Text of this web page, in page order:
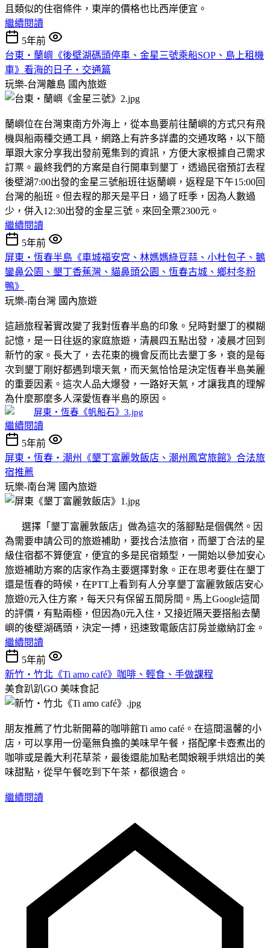
且類似的住宿條件，東岸的價格也比西岸便宜。
繼續閱讀
5年前
台東‧蘭嶼《後壁湖碼頭停車、金星三號乘船SOP、島上租機
車》看海的日子‧交通篇
玩樂-台灣離島 國內旅遊
蘭嶼位在台灣東南方外海上，從本島要前往蘭嶼的方式只有飛
機與船兩種交通工具，網路上有許多詳盡的交通攻略，以下簡
單跟大家分享我出發前蒐集到的資訊，方便大家根據自己需求
訂票。最終我們的方案是自行開車到墾丁，透過民宿預訂去程
後壁湖7:00出發的金星三號船班往返蘭嶼，返程是下午15:00回
台灣的船班。但去程的那天是平日，過了旺季，因為人數過
少，併入12:30出發的金星三號。來回全票2300元。
繼續閱讀
5年前
屏東‧恆春半島《車城福安宮、林媽媽綠豆蒜、小杜包子、鵝
鑾鼻公園、墾丁香蕉灣、貓鼻頭公園、恆春古城、鄉村冬粉
鴨》
玩樂-南台灣 國內旅遊
這趟旅程著實改變了我對恆春半島的印象。兒時對墾丁的模糊
記憶，是一日往返的家庭旅遊，清晨四五點出發，凌晨才回到
新竹的家。長大了，去花東的機會反而比去墾丁多，衰的是每
次到墾丁剛好都遇到壞天氣，而天氣恰恰是決定恆春半島美麗
的重要因素。這次人品大爆發，一路好天氣，才讓我真的理解
為什麼那麼多人深愛恆春半島的原因。
繼續閱讀
5年前
屏東‧恆春‧潮州《墾丁富麗敦飯店、潮州鳳宮旅館》合法旅
宿推薦
玩樂-南台灣 國內旅遊
選擇「墾丁富麗敦飯店」做為這次的落腳點是個偶然。因
為需要申請公司的旅遊補助，要找合法旅宿，而墾丁合法的星
級住宿都不算便宜，便宜的多是民宿類型，一開始以參加安心
旅遊補助方案的店家作為主要選擇對象。正在思考要住在墾丁
還是恆春的時候，在PTT上看到有人分享墾丁富麗敦飯店安心
旅遊0元入住方案，每天只有保留五間房間。馬上Google這間
的評價，有點兩極，但因為0元入住，又接近隔天要搭船去蘭
嶼的後壁湖碼頭，決定一搏，迅速致電飯店訂房並繳納訂金。
繼續閱讀
5年前
新竹‧竹北《Ti amo café》咖啡、輕食、手做課程
美食趴趴GO 美味食記
朋友推薦了竹北新開幕的咖啡館Ti amo café。在這間溫馨的小
店，可以享用一份毫無負擔的美味早午餐，搭配摩卡壺煮出的
咖啡或是義大利花草茶，最後還能加點老闆娘親手烘焙出的美
味甜點，從早午餐吃到下午茶，都很適合。
繼續閱讀